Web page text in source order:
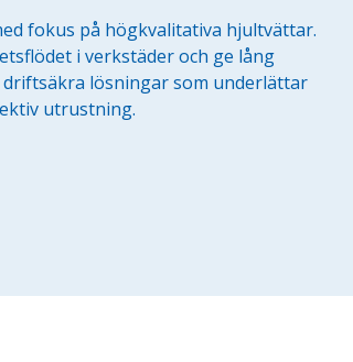
fokus på högkvalitativa hjultvättar.
i verkstäder och ge lång
lösningar som underlättar
utrustning.